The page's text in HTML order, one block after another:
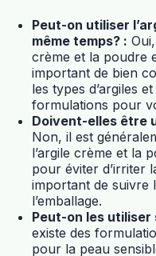
Peut-on utiliser
même temps? :
crème et la poudre
important de bien
les types d’argiles
formulations pour
Doivent-elles être
Non, il est
l’argile crème et la
pour éviter d’irriter
important de suivre
l’emballage.
Peut-on les utiliser
existe des
pour la peau